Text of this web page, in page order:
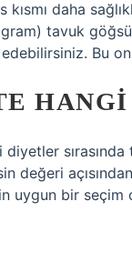
kısmı daha
tavuk
Bu
diyetler
değeri
uygun bir